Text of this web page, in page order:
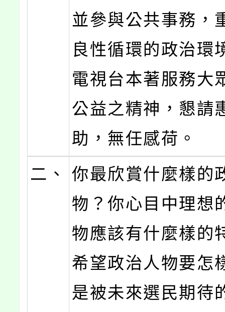
並參與公共事務，
良性循環的政治環
電視台本著服務大
公益之精神，懇請
助，無任感荷。
二、
你最欣賞什麼樣的
物？你心目中理想
物應該有什麼樣的
希望政治人物要怎
是被未來選民期待